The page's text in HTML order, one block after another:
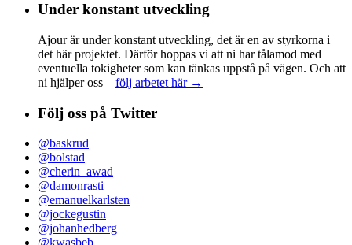
Under konstant utveckling
Ajour är under konstant utveckling, det är en av styrkorna i
det här projektet. Därför hoppas vi att ni har tålamod med
eventuella tokigheter som kan tänkas uppstå på vägen. Och att
ni hjälper oss – följ arbetet här →
Följ oss på Twitter
@baskrud
@bolstad
@cherin_awad
@damonrasti
@emanuelkarlsten
@jockegustin
@johanhedberg